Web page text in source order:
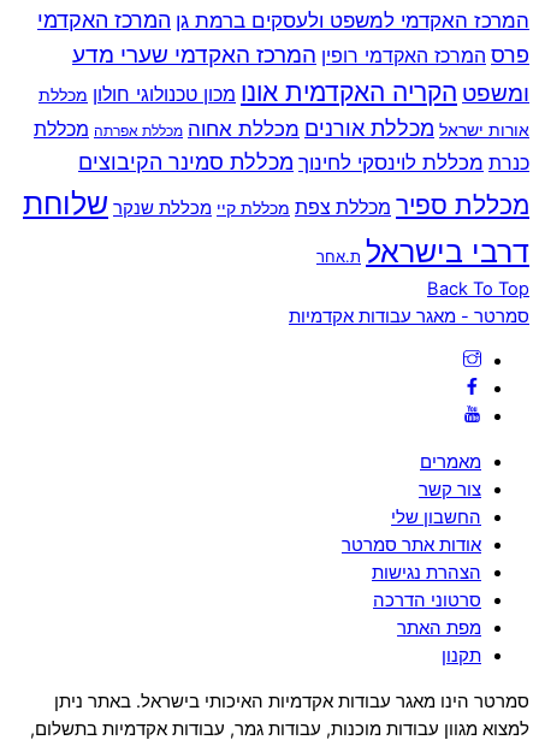
המרכז האקדמי למשפט ולעסקים ברמת גן המרכז האקדמי
פרס המרכז האקדמי רופין המרכז האקדמי שערי מדע
ומשפט הקריה האקדמית אונו מכון טכנולוגי חולון מכללת
אורות ישראל מכללת אורנים מכללת אחוה מכללת אפרתה מכללת
כנרת מכללת לוינסקי לחינוך מכללת סמינר הקיבוצים
מכללת ספיר מכללת צפת מכללת קיי מכללת שנקר שלוחת
דרבי בישראל ת.אחר
Back To Top
סמרטר - מאגר עבודות אקדמיות
מאמרים
צור קשר
החשבון שלי
אודות אתר סמרטר
הצהרת נגישות
סרטוני הדרכה
מפת האתר
תקנון
סמרטר הינו מאגר עבודות אקדמיות האיכותי בישראל. באתר ניתן
למצוא מגוון עבודות מוכנות, עבודות גמר, עבודות אקדמיות בתשלום,